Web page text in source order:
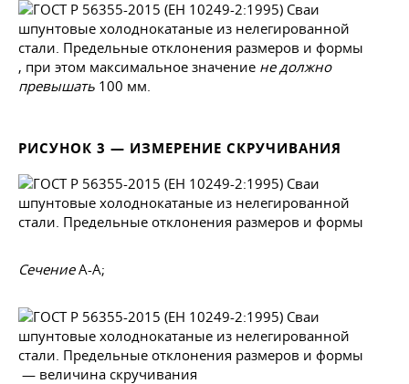
, при этом максимальное значение не должно
превышать 100 мм.
РИСУНОК 3 — ИЗМЕРЕНИЕ СКРУЧИВАНИЯ
СечениеА-А;
— величина скручивания